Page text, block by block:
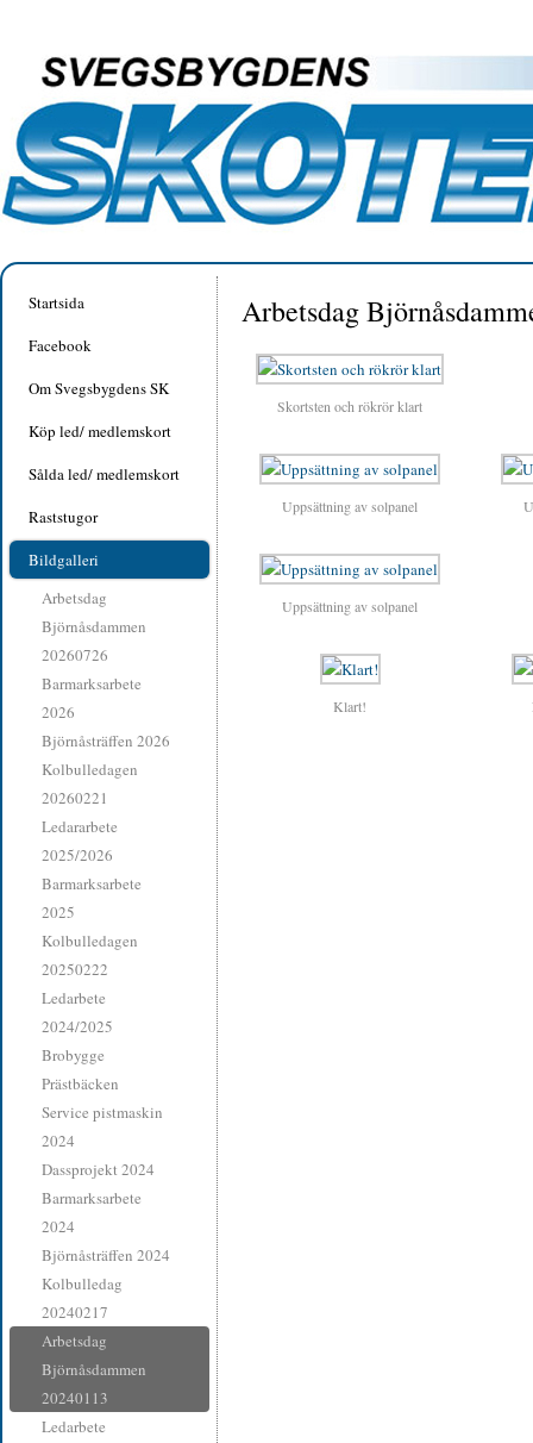
Startsida
Facebook
Om Svegsbygdens SK
Köp led/ medlemskort
Sålda led/ medlemskort
Raststugor
Bildgalleri
Arbetsdag
Björnåsdammen
20260726
Barmarksarbete
2026
Björnåsträffen 2026
Kolbulledagen
20260221
Ledararbete
2025/2026
Barmarksarbete
2025
Kolbulledagen
20250222
Ledarbete
2024/2025
Brobygge
Prästbäcken
Service pistmaskin
2024
Dassprojekt 2024
Barmarksarbete
2024
Björnåsträffen 2024
Kolbulledag
20240217
Arbetsdag
Björnåsdammen
20240113
Ledarbete
Arbetsdag
Skortsten och rökrör klart
Uppsättning av solpanel
Uppsättning av solpanel
Klart!